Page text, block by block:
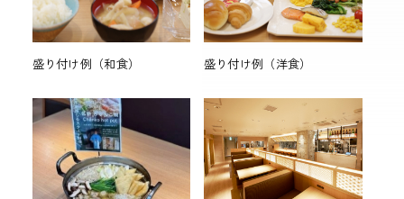
盛り付け例（和食） 盛り付け例（洋食）